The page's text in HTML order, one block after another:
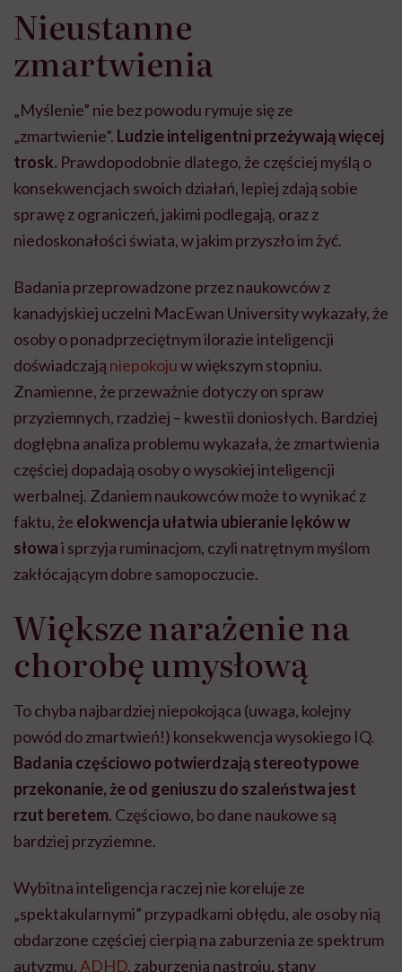
Nieustanne
zmartwienia
„Myślenie” nie bez powodu rymuje się ze
„zmartwienie”. Ludzie inteligentni przeżywają więcej
trosk. Prawdopodobnie dlatego, że częściej myślą o
konsekwencjach swoich działań, lepiej zdają sobie
sprawę z ograniczeń, jakimi podlegają, oraz z
niedoskonałości świata, w jakim przyszło im żyć.
Badania przeprowadzone przez naukowców z
kanadyjskiej uczelni MacEwan University wykazały, że
osoby o ponadprzeciętnym ilorazie inteligencji
doświadczają niepokojuw większym stopniu.
Znamienne, że przeważnie dotyczy on spraw
przyziemnych, rzadziej – kwestii doniosłych. Bardziej
dogłębna analiza problemu wykazała, że zmartwienia
częściej dopadają osoby o wysokiej inteligencji
werbalnej. Zdaniem naukowców może to wynikać z
faktu, że elokwencja ułatwia ubieranie lęków w
słowai sprzyja ruminacjom, czyli natrętnym myślom
zakłócającym dobre samopoczucie.
Większe narażenie na
chorobę umysłową
To chyba najbardziej niepokojąca (uwaga, kolejny
powód do zmartwień!) konsekwencja wysokiego IQ.
Badania częściowo potwierdzają stereotypowe
przekonanie, że od geniuszu do szaleństwa jest
rzut beretem. Częściowo, bo dane naukowe są
bardziej przyziemne.
Wybitna inteligencja raczej nie koreluje ze
„spektakularnymi” przypadkami obłędu, ale osoby nią
obdarzone częściej cierpią na zaburzenia ze spektrum
autyzmu, ADHD, zaburzenia nastroju, stany